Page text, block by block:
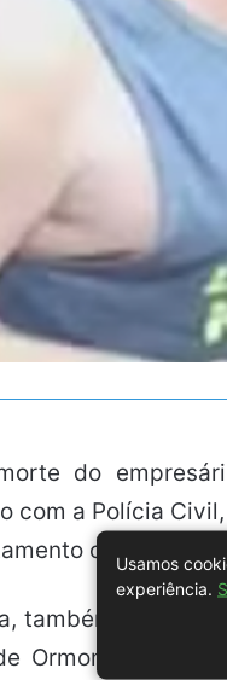
do
com a Polícia
onde o
também
Ormond
Usamos
experiência.